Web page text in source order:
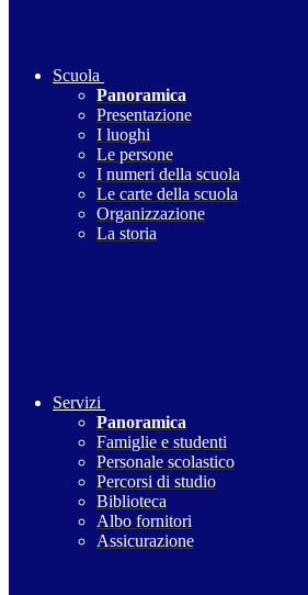
Scuola
Panoramica
Presentazione
I luoghi
Le persone
I numeri della scuola
Le carte della scuola
Organizzazione
La storia
Servizi
Panoramica
Famiglie e studenti
Personale scolastico
Percorsi di studio
Biblioteca
Albo fornitori
Assicurazione